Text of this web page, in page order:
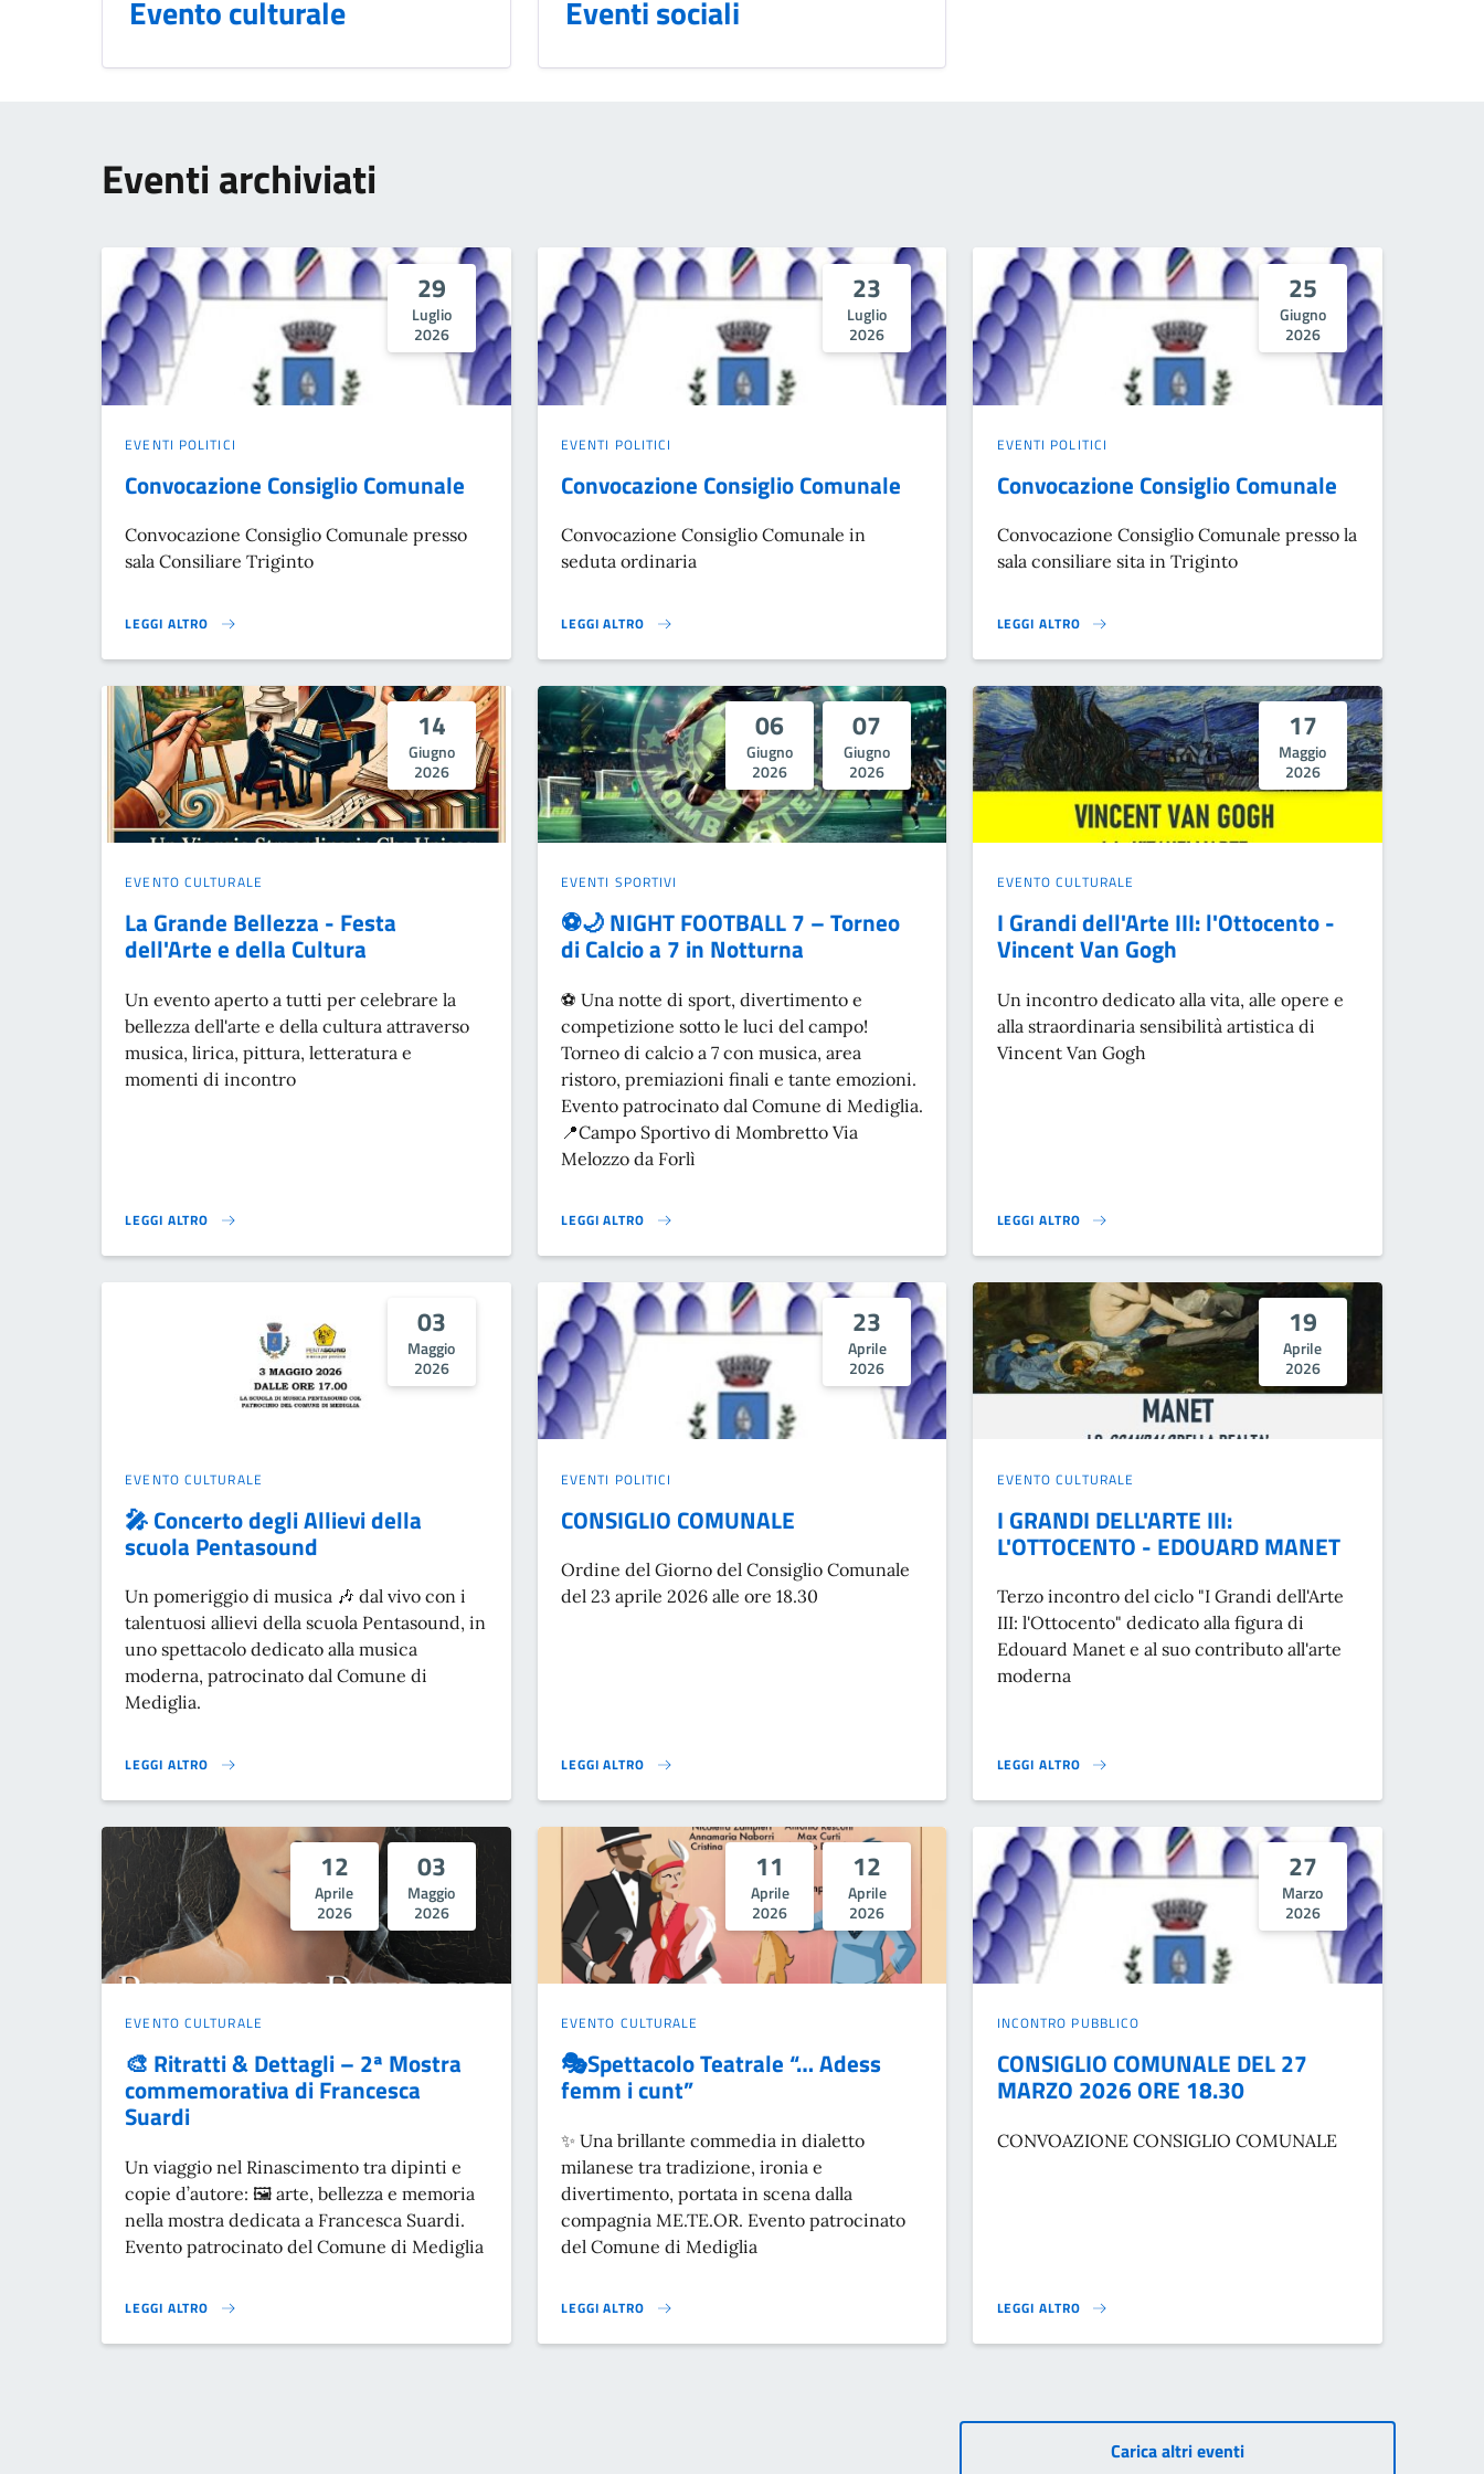
Evento culturale Eventi sociali
Eventi archiviati
29
Luglio
2026
EVENTI POLITICI
Convocazione Consiglio Comunale
Convocazione Consiglio Comunale presso
sala Consiliare Triginto
LEGGI ALTRO
CONVOCAZIONE CONSIGLIO COMUNALE}
23
Luglio
2026
EVENTI POLITICI
Convocazione Consiglio Comunale
Convocazione Consiglio Comunale in
seduta ordinaria
LEGGI ALTRO
CONVOCAZIONE CONSIGLIO COMUNALE }
25
Giugno
2026
EVENTI POLITICI
Convocazione Consiglio Comunale
Convocazione Consiglio Comunale presso la
sala consiliare sita in Triginto
LEGGI ALTRO
CONVOCAZIONE CONSIGLIO COMUNALE}
14
Giugno
2026
EVENTO CULTURALE
La Grande Bellezza - Festa
dell'Arte e della Cultura
Un evento aperto a tutti per celebrare la
bellezza dell'arte e della cultura attraverso
musica, lirica, pittura, letteratura e
momenti di incontro
LEGGI ALTRO
LA GRANDE BELLEZZA - FESTA DELL'ARTE E DELLA CULTURA}
06
Giugno
2026
07
Giugno
2026
EVENTI SPORTIVI
⚽🌙 NIGHT FOOTBALL 7 – Torneo
di Calcio a 7 in Notturna
⚽ Una notte di sport, divertimento e
competizione sotto le luci del campo!
Torneo di calcio a 7 con musica, area
ristoro, premiazioni finali e tante emozioni.
Evento patrocinato dal Comune di Mediglia.
📍Campo Sportivo di Mombretto Via
Melozzo da Forlì
LEGGI ALTRO
⚽🌙 NIGHT FOOTBALL 7 – TORNEO DI CALCIO A 7 IN NOTTURNA}
17
Maggio
2026
EVENTO CULTURALE
I Grandi dell'Arte III: l'Ottocento -
Vincent Van Gogh
Un incontro dedicato alla vita, alle opere e
alla straordinaria sensibilità artistica di
Vincent Van Gogh
LEGGI ALTRO
I GRANDI DELL'ARTE III: L'OTTOCENTO - VINCENT VAN GOGH}
03
Maggio
2026
EVENTO CULTURALE
🎤 Concerto degli Allievi della
scuola Pentasound
Un pomeriggio di musica 🎶 dal vivo con i
talentuosi allievi della scuola Pentasound, in
uno spettacolo dedicato alla musica
moderna, patrocinato dal Comune di
Mediglia.
LEGGI ALTRO
🎤 CONCERTO DEGLI ALLIEVI DELLA SCUOLA PENTASOUND}
23
Aprile
2026
EVENTI POLITICI
CONSIGLIO COMUNALE
Ordine del Giorno del Consiglio Comunale
del 23 aprile 2026 alle ore 18.30
LEGGI ALTRO
CONSIGLIO COMUNALE}
19
Aprile
2026
EVENTO CULTURALE
I GRANDI DELL'ARTE III:
L'OTTOCENTO - EDOUARD MANET
Terzo incontro del ciclo "I Grandi dell'Arte
III: l'Ottocento" dedicato alla figura di
Edouard Manet e al suo contributo all'arte
moderna
LEGGI ALTRO
I GRANDI DELL'ARTE III: L'OTTOCENTO - EDOUARD MANET}
12
Aprile
2026
03
Maggio
2026
EVENTO CULTURALE
🎨 Ritratti & Dettagli – 2ª Mostra
commemorativa di Francesca
Suardi
Un viaggio nel Rinascimento tra dipinti e
copie d’autore: 🖼️ arte, bellezza e memoria
nella mostra dedicata a Francesca Suardi.
Evento patrocinato del Comune di Mediglia
LEGGI ALTRO
🎨 RITRATTI & DETTAGLI – 2ª MOSTRA COMMEMORATIVA DI FRANCESCA SUARDI}
11
Aprile
2026
12
Aprile
2026
EVENTO CULTURALE
🎭Spettacolo Teatrale “… Adess
femm i cunt”
✨ Una brillante commedia in dialetto
milanese tra tradizione, ironia e
divertimento, portata in scena dalla
compagnia ME.TE.OR. Evento patrocinato
del Comune di Mediglia
LEGGI ALTRO
🎭SPETTACOLO TEATRALE “… ADESS FEMM I CUNT”}
27
Marzo
2026
INCONTRO PUBBLICO
CONSIGLIO COMUNALE DEL 27
MARZO 2026 ORE 18.30
CONVOAZIONE CONSIGLIO COMUNALE
LEGGI ALTRO
CONSIGLIO COMUNALE DEL 27 MARZO 2026 ORE 18.30}
Carica altri eventi